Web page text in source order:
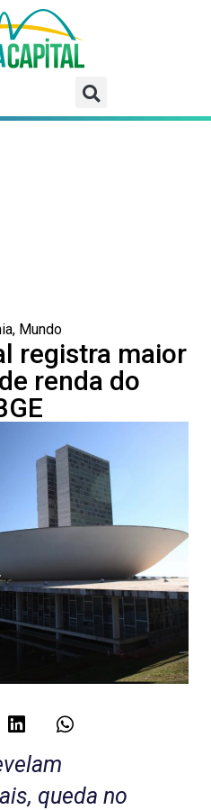
, Mundo
registra maior
renda do
queda no